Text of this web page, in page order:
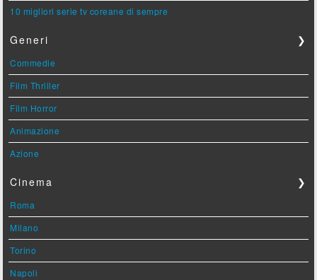
10 migliori serie tv coreane di sempre
Generi ❯
Commedie
Film Thriller
Film Horror
Animazione
Azione
Cinema ❯
Roma
Milano
Torino
Napoli